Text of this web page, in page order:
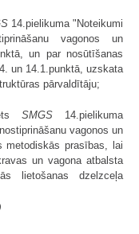
14.pielikuma "Noteikumi
vagonos un
un par nosūtīšanas
un 14.1.punktā, uzskata
pārvaldītāju;
SMGS 14.pielikuma
vagonos un
metodiskās prasības, lai
un vagona atbalsta
lietošanas dzelzceļa